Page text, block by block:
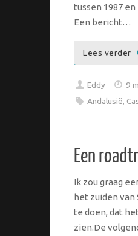
tussen 1987
Een bericht…
Lees verder
Eddy 9
Andalusië,
Een
Ik zou graag
het zuiden van
te doen, dat
zien.De